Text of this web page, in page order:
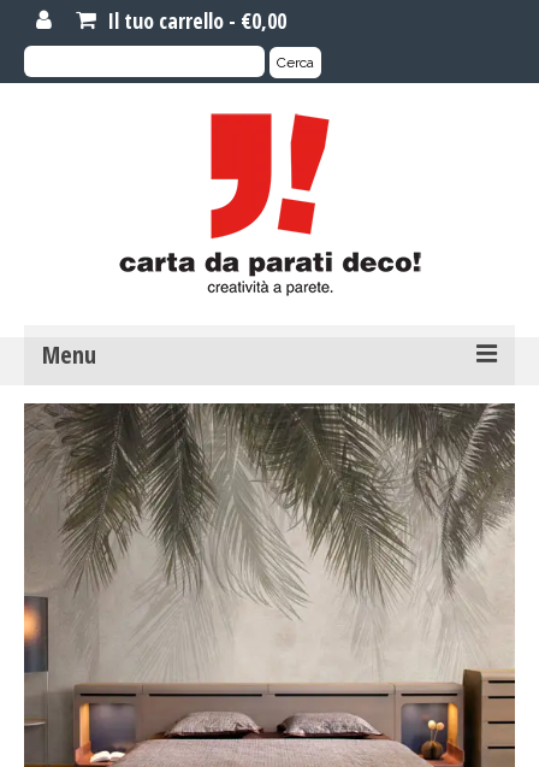
Il tuo carrello - €0,00
Cerca: Cerca
Menu
MOTIVI DI CARTA DA PARATI
Carta da parati novità
Carta da parati su misura
Carta da parati classica
Carta da parati floreale
Carta da parati a righe